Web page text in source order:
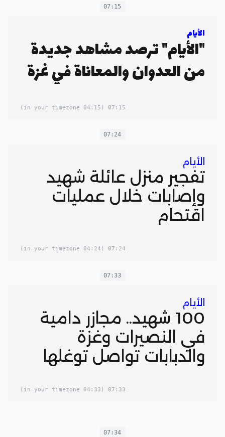
07:15
الأيام
"الأيام" ترصد مشاهد جديدة
من العدوان والمعاناة في غزة
07:15
(04:15 in your timezone)
07:24
الأيام
تفجير منزل عائلة شهيد
وإصابات خلال عمليات
اقتحام
07:24
(04:24 in your timezone)
07:33
الأيام
100 شهيد.. مجازر دامية
في النصيرات وغزة
والدبابات تواصل توغلها
07:33
(04:33 in your timezone)
07:34